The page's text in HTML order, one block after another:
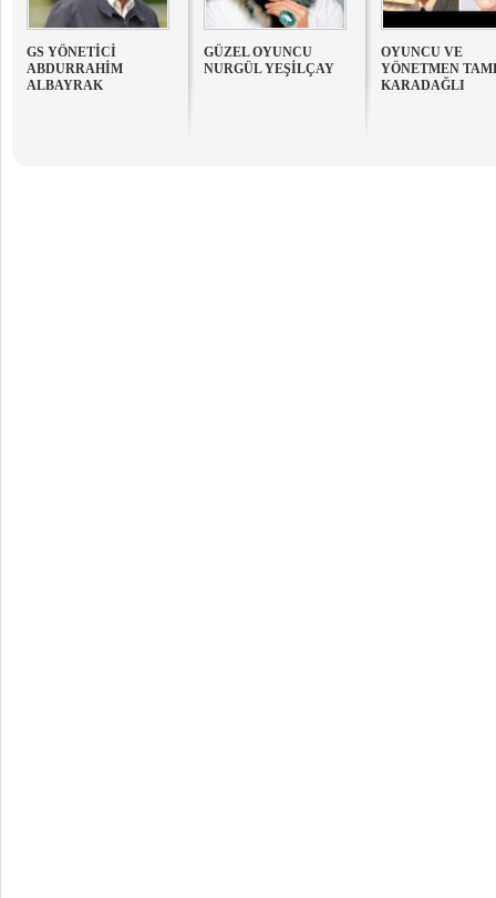
GS YÖNETİCİ
ABDURRAHİM
ALBAYRAK
GÜZEL OYUNCU
NURGÜL YEŞİLÇAY
OYUNCU VE
YÖNETMEN
KARADAĞLI